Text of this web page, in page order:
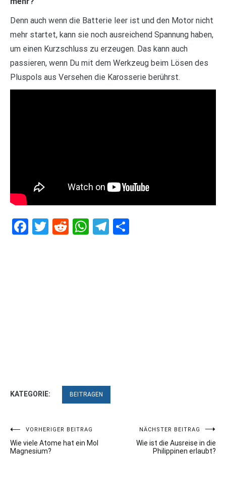
Denn auch wenn die Batterie leer ist und den Motor nicht
mehr startet, kann sie noch ausreichend Spannung haben,
um einen Kurzschluss zu erzeugen. Das kann auch
passieren, wenn Du mit dem Werkzeug beim Lösen des
Pluspols aus Versehen die Karosserie berührst.
Facebook
Twitter
RedditWhatsApp
Telegram
KATEGORIE: BEITRAGEN
Beitragsnavigation
VORHERIGER BEITRAG
Wie viele Atome hat ein Mol
Magnesium?
NÄCHSTER BEITRAG
Wie ist die Ausreise in die
Philippinen erlaubt?